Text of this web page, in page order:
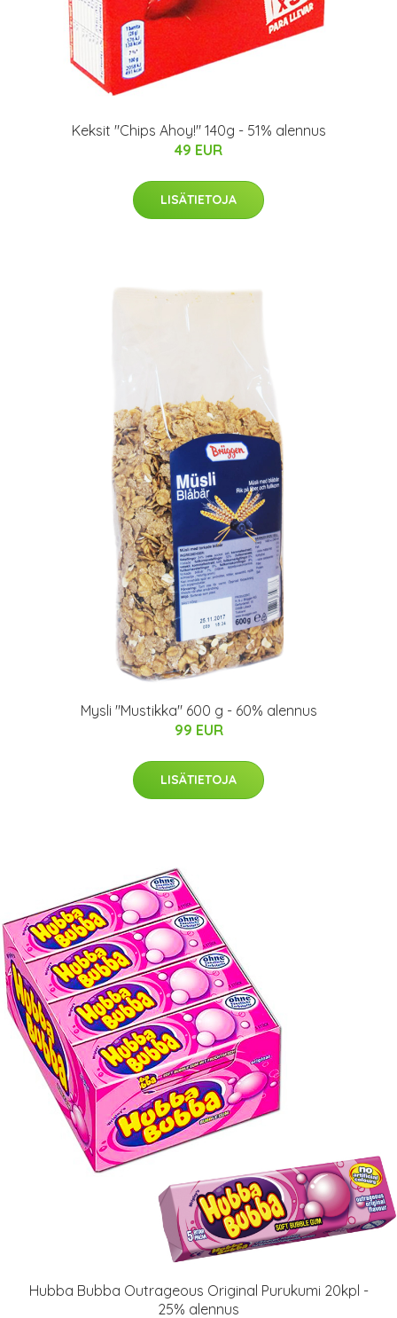
Keksit "Chips Ahoy!" 140g - 51% alennus
49 EUR
LISÄTIETOJA
Mysli "Mustikka" 600 g - 60% alennus
99 EUR
LISÄTIETOJA
Hubba Bubba Outrageous Original Purukumi 20kpl -
25% alennus